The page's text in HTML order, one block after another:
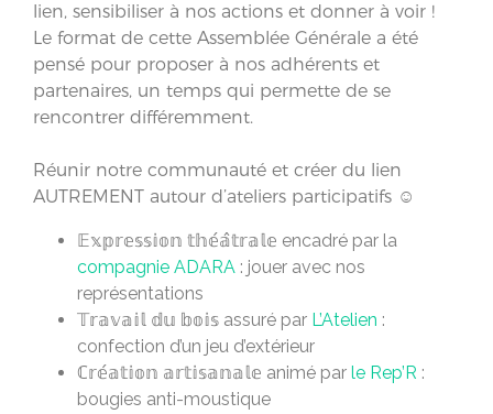
lien, sensibiliser à nos actions et donner à voir !
Le format de cette Assemblée Générale a été
pensé pour proposer à nos adhérents et
partenaires, un temps qui permette de se
rencontrer différemment.
Réunir notre communauté et créer du lien
AUTREMENT autour d’ateliers participatifs ☺️
𝔼𝕩𝕡𝕣𝕖𝕤𝕤𝕚𝕠𝕟 𝕥𝕙𝕖́𝕒̂𝕥𝕣𝕒𝕝𝕖 encadré par la
compagnie ADARA : jouer avec nos
représentations
𝕋𝕣𝕒𝕧𝕒𝕚𝕝 𝕕𝕦 𝕓𝕠𝕚𝕤 assuré par L’Atelien :
confection d’un jeu d’extérieur
ℂ𝕣𝕖́𝕒𝕥𝕚𝕠𝕟 𝕒𝕣𝕥𝕚𝕤𝕒𝕟𝕒𝕝𝕖 animé par le Rep’R :
bougies anti-moustique